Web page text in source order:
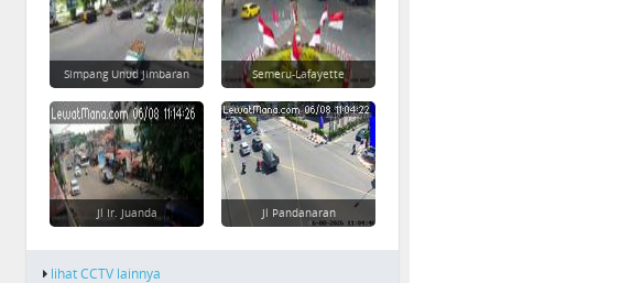
Simpang Unud Jimbaran Semeru-Lafayette
Jl Ir. Juanda Jl Pandanaran
lihat CCTV lainnya